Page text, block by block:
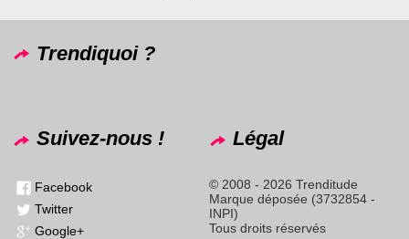
Trendiquoi ?
Suivez-nous !
Facebook
Twitter
Google+
Légal
© 2008 - 2026 Trenditude
Marque déposée (3732854 -
INPI)
Tous droits réservés